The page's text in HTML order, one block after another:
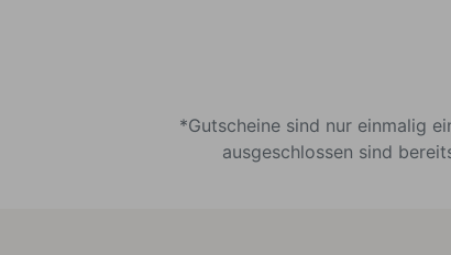
*Gutscheine sind nur einmalig
ausgeschlossen sind